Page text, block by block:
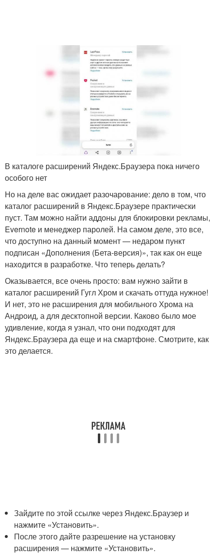
В каталоге расширений Яндекс.Браузера пока ничего
особого нет
Но на деле вас ожидает разочарование: дело в том, что
каталог расширений в Яндекс.Браузере практически
пуст. Там можно найти аддоны для блокировки рекламы,
Evernote и менеджер паролей. На самом деле, это все,
что доступно на данный момент — недаром пункт
подписан «Дополнения (Бета-версия)», так как он еще
находится в разработке. Что теперь делать?
Оказывается, все очень просто: вам нужно зайти в
каталог расширений Гугл Хром и скачать оттуда нужное!
И нет, это не расширения для мобильного Хрома на
Андроид, а для десктопной версии. Каково было мое
удивление, когда я узнал, что они подходят для
Яндекс.Браузера да еще и на смартфоне. Смотрите, как
это делается.
Зайдите по этой ссылке через Яндекс.Браузер и
нажмите «Установить».
После этого дайте разрешение на установку
расширения — нажмите «Установить».